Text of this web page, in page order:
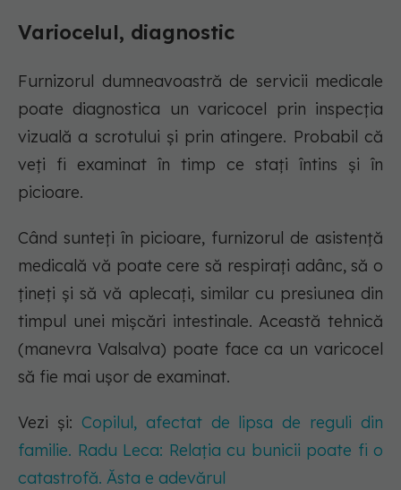
Variocelul, diagnostic
Furnizorul dumneavoastră de servicii medicale
poate diagnostica un varicocel prin inspecția
vizuală a scrotului și prin atingere. Probabil că
veți fi examinat în timp ce stați întins și în
picioare.
Când sunteți în picioare, furnizorul de asistență
medicală vă poate cere să respirați adânc, să o
țineți și să vă aplecați, similar cu presiunea din
timpul unei mișcări intestinale. Această tehnică
(manevra Valsalva) poate face ca un varicocel
să fie mai ușor de examinat.
Vezi și: Copilul, afectat de lipsa de reguli din
familie. Radu Leca: Relația cu bunicii poate fi o
catastrofă. Ăsta e adevărul